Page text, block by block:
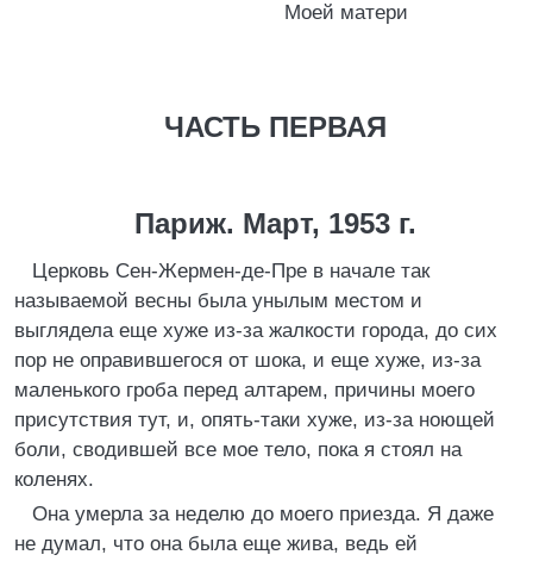
Моей матери
ЧАСТЬ ПЕРВАЯ
Париж. Март, 1953 г.
Церковь Сен-Жермен-де-Пре в начале так
называемой весны была унылым местом и
выглядела еще хуже из-за жалкости города, до сих
пор не оправившегося от шока, и еще хуже, из-за
маленького гроба перед алтарем, причины моего
присутствия тут, и, опять-таки хуже, из-за ноющей
боли, сводившей все мое тело, пока я стоял на
коленях.
Она умерла за неделю до моего приезда. Я даже
не думал, что она была еще жива, ведь ей